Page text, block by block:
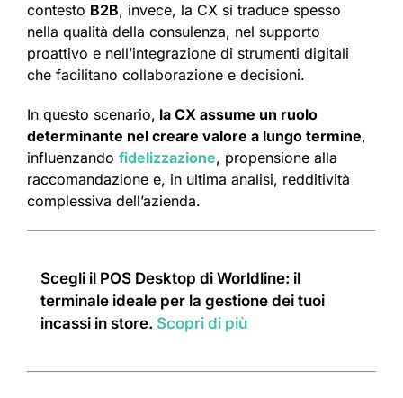
contesto B2B, invece, la CX si traduce spesso
nella qualità della consulenza, nel supporto
proattivo e nell’integrazione di strumenti digitali
che facilitano collaborazione e decisioni.
In questo scenario, la CX assume un ruolo
determinante nel creare valore a lungo termine,
influenzando fidelizzazione, propensione alla
raccomandazione e, in ultima analisi, redditività
complessiva dell’azienda.
Scegli il POS Desktop di Worldline: il
terminale ideale per la gestione dei tuoi
incassi in store. Scopri di più